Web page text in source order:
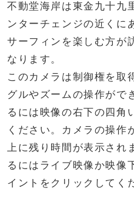
不動堂海岸は東金九十九
ンターチェンジの近くに
サーフィンを楽しむ方が
なります。
このカメラは制御権を取
グルやズームの操作がで
るには映像の右下の四角
ください。カメラの操作
上に残り時間が表示され
るにはライブ映像か映像
イントをクリックしてく